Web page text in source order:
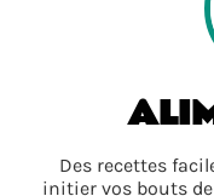
Des recettes
initier vos bouts